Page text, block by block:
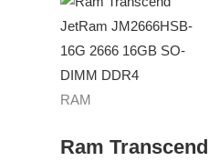
RAM
Ram Transcend